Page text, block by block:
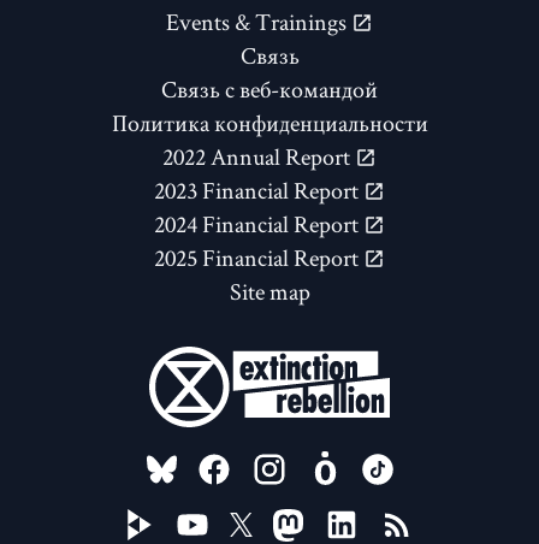
Events & Trainings
Связь
Связь с веб-командой
Политика конфиденциальности
2022 Annual Report
2023 Financial Report
2024 Financial Report
2025 Financial Report
Site map
FOLLOW US ON